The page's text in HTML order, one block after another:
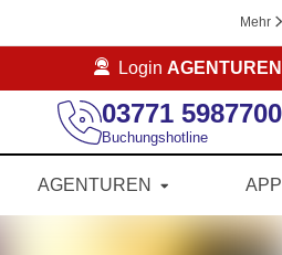
Mehr
Login AGENTUREN
03771 5987700
Buchungshotline
AGENTUREN APP